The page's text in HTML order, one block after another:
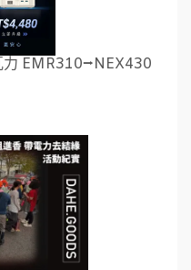
力 EMR310⭢NEX430